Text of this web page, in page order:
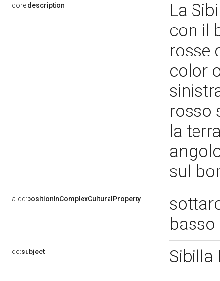
core:description
La
con il
rosse
color
rosso
la
sul
a-dd:positionInComplexCulturalProperty
basso
dc:subject Sibilla